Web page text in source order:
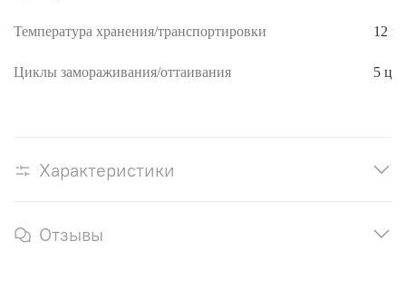
Температура хранения/транспортировки 12
Циклы замораживания/оттаивания 5
Характеристики
Отзывы